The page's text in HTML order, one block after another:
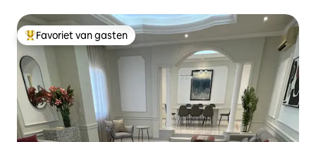
Topfavoriet van gasten
Favoriet van gasten